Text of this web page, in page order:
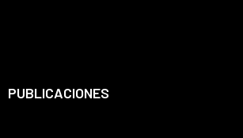
PUBLICACIONES